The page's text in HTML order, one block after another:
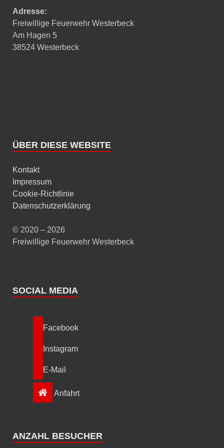
Adresse:
Freiwillige Feuerwehr Westerbeck
Am Hagen 5
38524 Westerbeck
ÜBER DIESE WEBSITE
Kontakt
Impressum
Cookie-Richtlinie
Datenschutzerklärung
© 2020 – 2026
Freiwillige Feuerwehr Westerbeck
SOCIAL MEDIA
Facebook
Instagram
E-Mail
Anfahrt
ANZAHL BESUCHER